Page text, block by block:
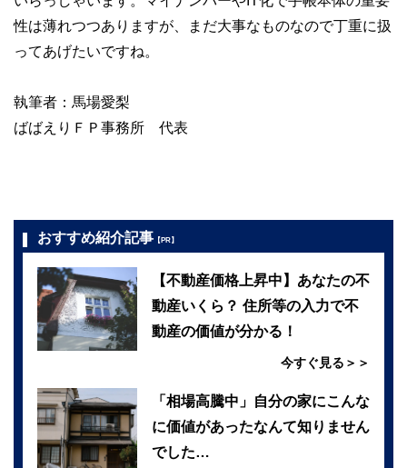
性は薄れつつありますが、まだ大事なものなので丁重に扱
ってあげたいですね。
執筆者：馬場愛梨
ばばえりＦＰ事務所 代表
おすすめ紹介記事 【PR】
【不動産価格上昇中】あなたの不
動産いくら？ 住所等の入力で不
動産の価値が分かる！
今すぐ見る＞＞
「相場高騰中」自分の家にこんな
に価値があったなんて知りません
でした…